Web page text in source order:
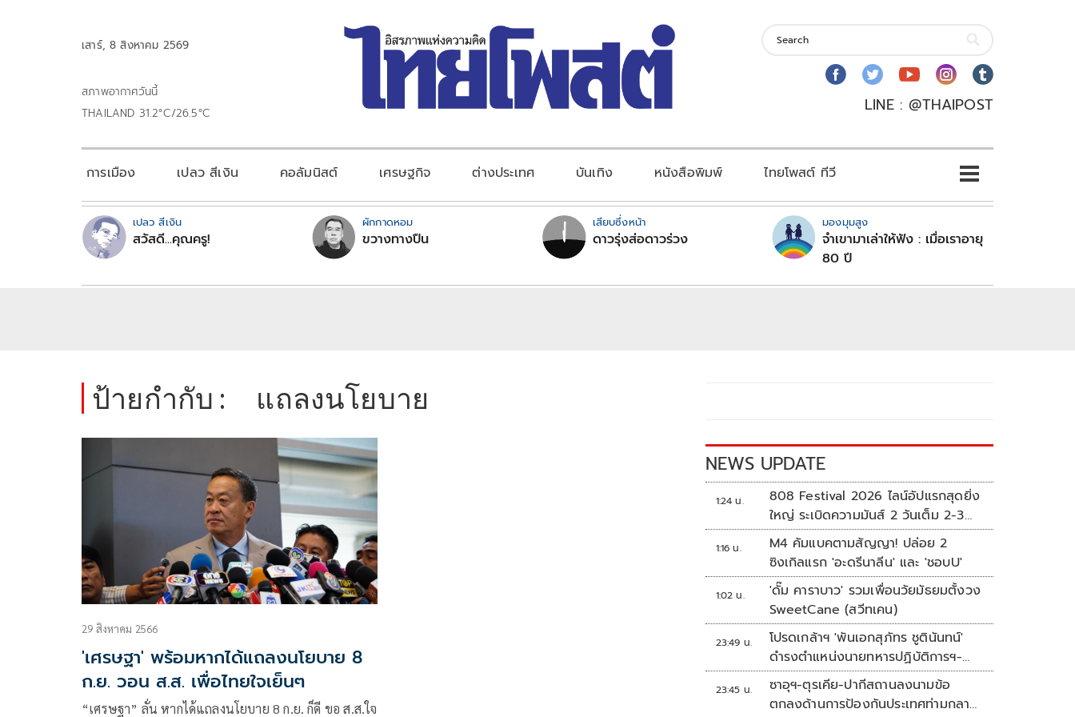
เสาร์, 8 สิงหาคม 2569
สภาพอากาศวันนี้
THAILAND 31.2°C/26.5°C
LINE : @THAIPOST
การเมือง เปลว สีเงิน คอลัมนิสต์ เศรษฐกิจ ต่างประเทศ บันเทิง หนังสือพิมพ์ ไทยโพสต์ ทีวี
เปลว สีเงิน
สวัสดี...คุณครู!
ผักกาดหอม
ขวางทางปืน
เสียบซึ่งหน้า
ดาวรุ่งส่อดาวร่วง
มองมุมสูง
จำเขามาเล่าให้ฟัง : เมื่อเราอายุ
80 ปี
ป้ายกำกับ : แถลงนโยบาย
29 สิงหาคม 2566
'เศรษฐา' พร้อมหากได้แถลงนโยบาย 8
ก.ย. วอน ส.ส. เพื่อไทยใจเย็นๆ
“เศรษฐา” ลั่น หากได้แถลงนโยบาย 8 ก.ย. ก็ดี ขอ ส.ส.ใจ
NEWS UPDATE
1:24 น.
808 Festival 2026 ไลน์อัปแรกสุดยิ่ง
ใหญ่ ระเบิดความมันส์ 2 วันเต็ม 2-3
ต.ค.นี้
1:16 น.
M4 คัมแบคตามสัญญา! ปล่อย 2
ซิงเกิลแรก 'อะดรีนาลีน' และ 'ชอบU'
1:02 น.
'ดั๊ม คาราบาว' รวมเพื่อนวัยมัธยมตั้งวง
SweetCane (สวีทเคน)
23:49 น.
โปรดเกล้าฯ 'พันเอกสุภัทร ชูตินันทน์'
ดำรงตำแหน่งนายทหารปฏิบัติการฯ-
พระราชทานยศ 'พลตรี'
23:45 น.
ซาอุฯ-ตุรเคีย-ปากีสถานลงนามข้อ
ตกลงด้านการป้องกันประเทศท่ามกลาง